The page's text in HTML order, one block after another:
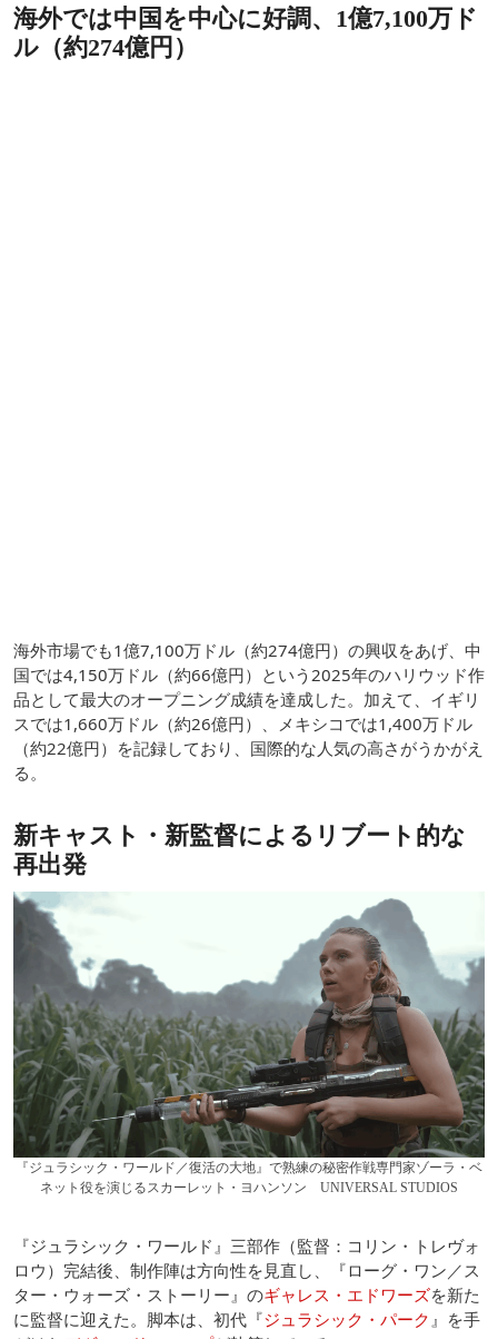
海外では中国を中心に好調、1億7,100万ド
ル（約274億円）
海外市場でも1億7,100万ドル（約274億円）の興収をあげ、中
国では4,150万ドル（約66億円）という2025年のハリウッド作
品として最大のオープニング成績を達成した。加えて、イギリ
スでは1,660万ドル（約26億円）、メキシコでは1,400万ドル
（約22億円）を記録しており、国際的な人気の高さがうかがえ
る。
新キャスト・新監督によるリブート的な
再出発
『ジュラシック・ワールド／復活の大地』で熟練の秘密作戦専門家ゾーラ・ベ
ネット役を演じるスカーレット・ヨハンソン UNIVERSAL STUDIOS
『ジュラシック・ワールド』三部作（監督：コリン・トレヴォ
ロウ）完結後、制作陣は方向性を見直し、『ローグ・ワン／ス
ター・ウォーズ・ストーリー』のギャレス・エドワーズを新た
に監督に迎えた。脚本は、初代『ジュラシック・パーク 』を手